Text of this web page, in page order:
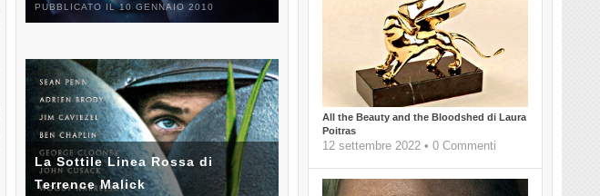
All the Beauty and the Bloodshed di Laura
Poitras
12 settembre 2022 • 0 Commenti
PUBBLICATO IL 10 GENNAIO 2010
La Sottile Linea Rossa di
Terrence Malick